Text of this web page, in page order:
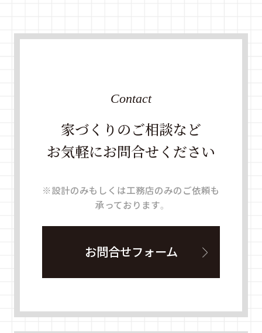
家づくりのご相談など
お気軽にお問合せください
Contact
※設計のみもしくは工務店のみのご依頼も
承っております。
お問合せフォーム